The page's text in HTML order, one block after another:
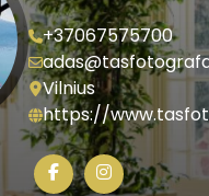
+37067575700
Vilnius
https://